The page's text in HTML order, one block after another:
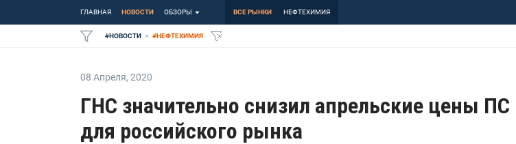
ГЛАВНАЯ НОВОСТИ ОБЗОРЫ ВСЕ РЫНКИ НЕФТЕХИМИЯ
#НОВОСТИ #НЕФТЕХИМИЯ
08 Апреля, 2020
ГНС значительно снизил апрельские цены ПС
для российского рынка